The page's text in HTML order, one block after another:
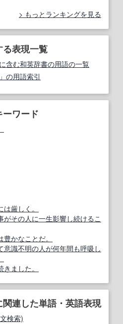
もっとランキングを見る
る表現一覧
含む和英辞書の用語の一覧
の用語索引
ーワード
厳しく。
がその人に一生影響し続けるこ
かなことだ。
意識不明の人が何年間も呼吸し
ました。
関連した単語・英語表現
検索)